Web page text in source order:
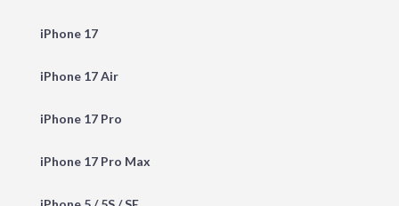
iPhone 17
iPhone 17 Air
iPhone 17 Pro
iPhone 17 Pro Max